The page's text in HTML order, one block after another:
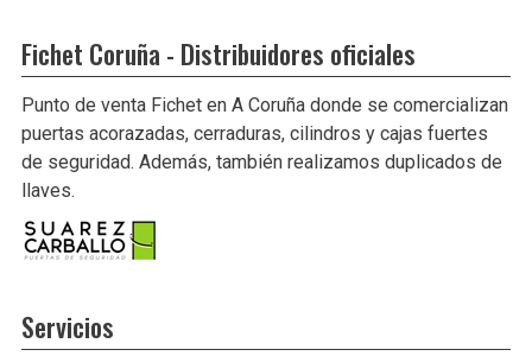
Fichet Coruña - Distribuidores oficiales
Punto de venta Fichet en A Coruña donde se comercializan
puertas acorazadas, cerraduras, cilindros y cajas fuertes
de seguridad. Además, también realizamos duplicados de
llaves.
Servicios